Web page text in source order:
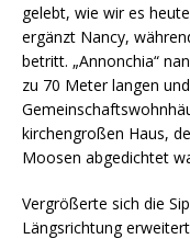
gelebt, wie wir es
ergänzt Nancy,
betritt. „Annonchia“
zu 70 Meter langen
kirchengroßen Haus,
Moosen abgedichtet
Vergrößerte sich die
Längsrichtung